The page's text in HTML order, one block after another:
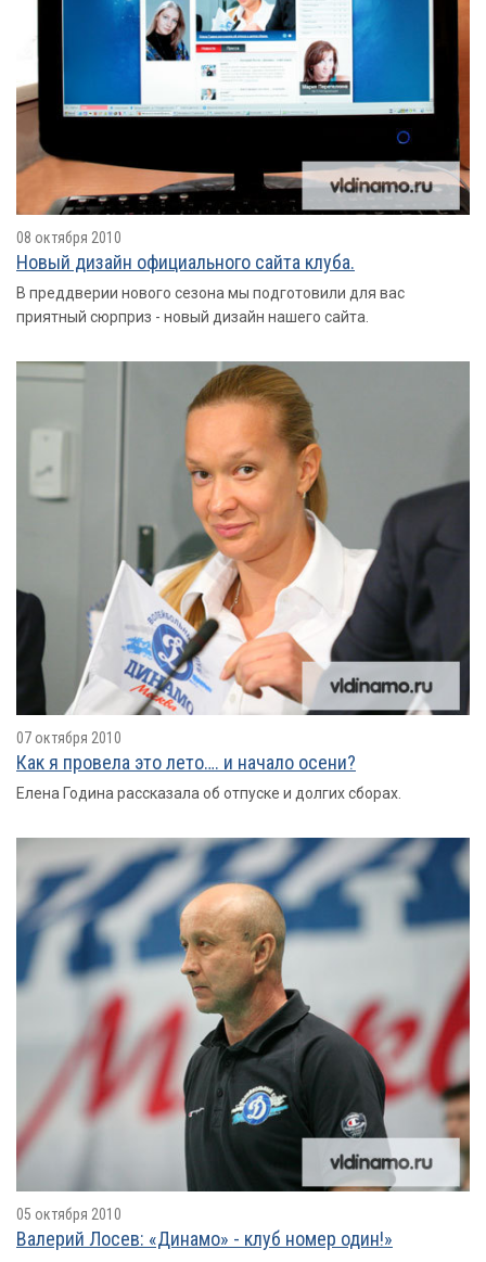
08 октября 2010
Новый дизайн официального сайта клуба.
В преддверии нового сезона мы подготовили для вас
приятный сюрприз - новый дизайн нашего сайта.
07 октября 2010
Как я провелa это лето…. и начало осени?
Елена Година рассказала об отпуске и долгих сборах.
05 октября 2010
Валерий Лосев: «Динамо» - клуб номер один!»